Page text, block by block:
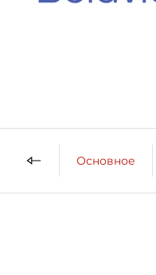
Основное